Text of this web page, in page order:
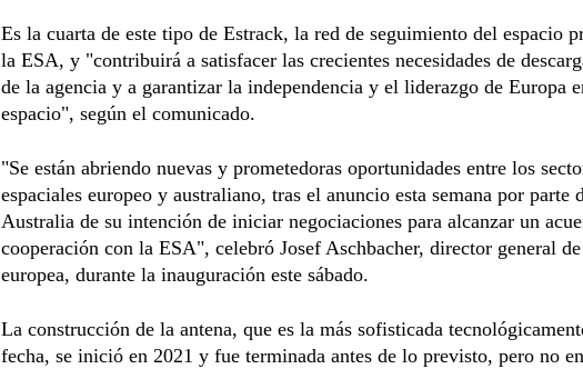
Es la cuarta de este tipo de Estrack, la red de seguimiento del espacio
la ESA, y "contribuirá a satisfacer las crecientes necesidades de
de la agencia y a garantizar la independencia y el liderazgo de Europa
espacio", según el comunicado.
"Se están abriendo nuevas y prometedoras oportunidades entre los
espaciales europeo y australiano, tras el anuncio esta semana por parte
Australia de su intención de iniciar negociaciones para alcanzar un
cooperación con la ESA", celebró Josef Aschbacher, director general
europea, durante la inauguración este sábado.
La construcción de la antena, que es la más sofisticada
fecha, se inició en 2021 y fue terminada antes de lo previsto, pero no